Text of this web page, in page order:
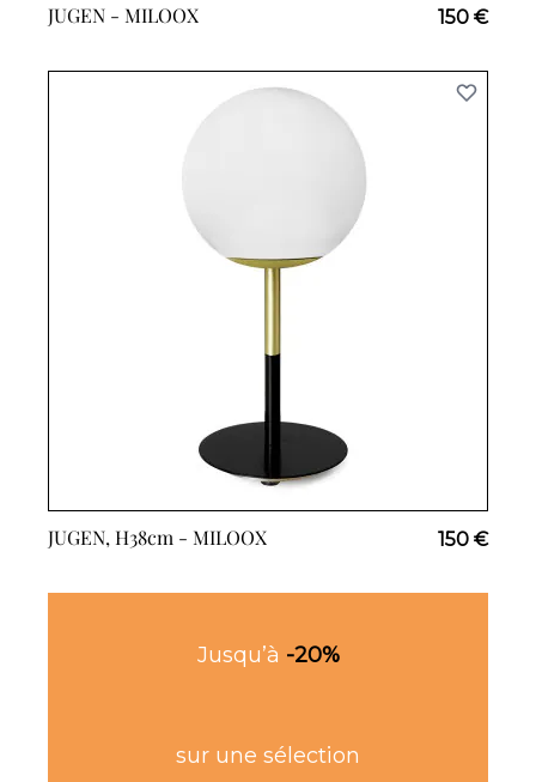
JUGEN - MILOOX 150 €
JUGEN, H38cm - MILOOX 150 €
Jusqu’à -20%
sur une sélection